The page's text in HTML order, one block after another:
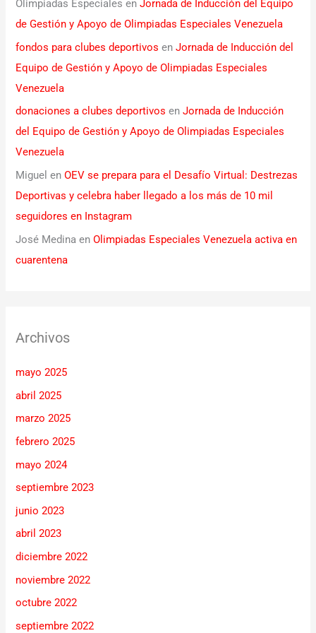
Olimpiadas Especiales enJornada de Inducción del Equipo
de Gestión y Apoyo de Olimpiadas Especiales Venezuela
fondos para clubes deportivos enJornada de Inducción del
Equipo de Gestión y Apoyo de Olimpiadas Especiales
Venezuela
donaciones a clubes deportivos enJornada de Inducción
del Equipo de Gestión y Apoyo de Olimpiadas Especiales
Venezuela
Miguel enOEV se prepara para el Desafío Virtual: Destrezas
Deportivas y celebra haber llegado a los más de 10 mil
seguidores en Instagram
José Medina enOlimpiadas Especiales Venezuela activa en
cuarentena
Archivos
mayo 2025
abril 2025
marzo 2025
febrero 2025
mayo 2024
septiembre 2023
junio 2023
abril 2023
diciembre 2022
noviembre 2022
octubre 2022
septiembre 2022